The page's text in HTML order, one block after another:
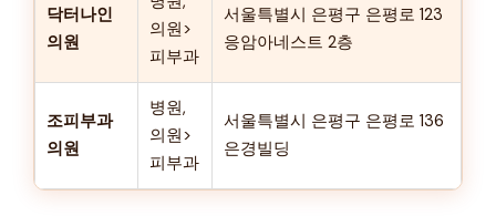
닥터나인
의원
의원>
피부과
서울특별시 은평구 은평로 123
응암아네스트 2층
조피부과
의원
병원,
의원>
피부과
서울특별시 은평구 은평로 136
은경빌딩